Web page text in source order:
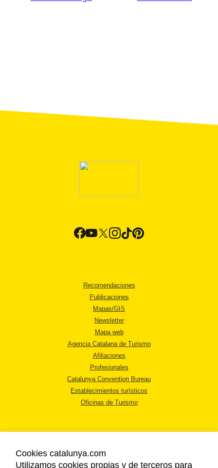
Recomendaciones
Publicaciones
Mapas/GIS
Newsletter
Mapa web
Agencia Catalana de Turismo
Afiliaciones
Profesionales
Catalunya Convention Bureau
Establecimientos turísticos
Oficinas de Turismo
Cookies catalunya.com
Utilizamos cookies propias y de terceros para